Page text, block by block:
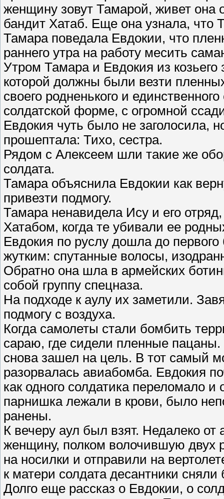
женщину зовут Тамарой, живет
бандит Хатаб. Еще она узнала, что
Тамара поведала Евдокии, что
раннего утра на работу месить
Утром Тамара и Евдокия из козьего
которой должны были везти
своего родненького и
солдатской форме, с огромной
Евдокия чуть было не заголосила,
прошептала: Тихо, сестра.
Рядом с Алексеем шли такие же
солдата.
Тамара объяснила Евдокии как
привезти подмогу.
Тамара ненавидела Ису и его
Хатабом, когда те убивали ее
Евдокия по руслу дошла до
жутким: спутанные волосы,
Обратно она шла в армейских
собой группу спецназа.
На подходе к аулу их заметили.
подмогу с воздуха.
Когда самолеты стали бомбить
сараю, где сидели пленные
снова зашел на цель. В тот самый
разорвалась авиабомба. Евдокия
как одного солдатика переломало
парнишка лежали в крови, было
ранены.
К вечеру аул был взят. Недалеко
женщину, полком волочившую двух
на носилки и отправили на
к матери солдата десантники
Долго еще рассказ о Евдокии, о